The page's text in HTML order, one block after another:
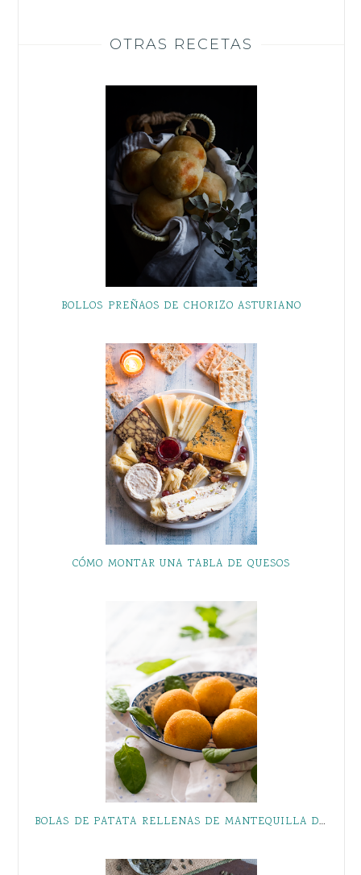
OTRAS RECETAS
BOLLOS PREÑAOS DE CHORIZO ASTURIANO
CÓMO MONTAR UNA TABLA DE QUESOS
BOLAS DE PATATA RELLENAS DE MANTEQUILLA DE ANCHOA, UNA GUARNICIÓN IDEAL